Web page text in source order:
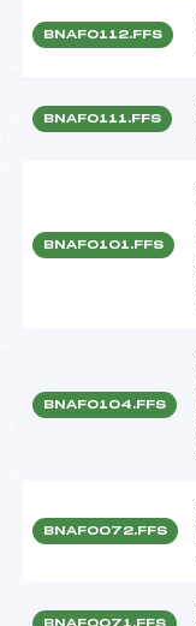
BNAF0112.FFS
BNAF0111.FFS
BNAF0101.FFS
BNAF0104.FFS
BNAF0072.FFS
BNAF0071.FFS